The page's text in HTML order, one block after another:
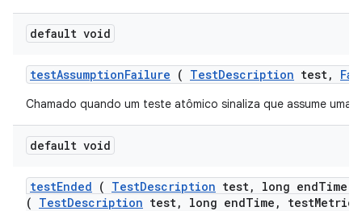
default void
testAssumptionFailure ( TestDescription test,
Chamado quando um teste atômico sinaliza que assume uma
default void
testEnded ( TestDescription test, long endTime
( TestDescription test, long endTime,